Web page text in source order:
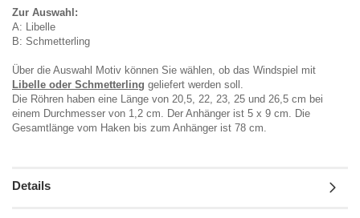
Zur Auswahl:
A: Libelle
B: Schmetterling
Über die Auswahl Motiv können Sie wählen, ob das Windspiel mit
Libelle oder Schmetterling geliefert werden soll.
Die Röhren haben eine Länge von 20,5, 22, 23, 25 und 26,5 cm bei
einem Durchmesser von 1,2 cm. Der Anhänger ist 5 x 9 cm. Die
Gesamtlänge vom Haken bis zum Anhänger ist 78 cm.
Details